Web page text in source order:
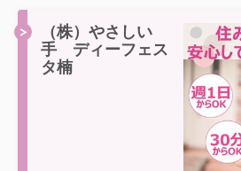
（株）やさしい
手 ディーフェス
タ楠